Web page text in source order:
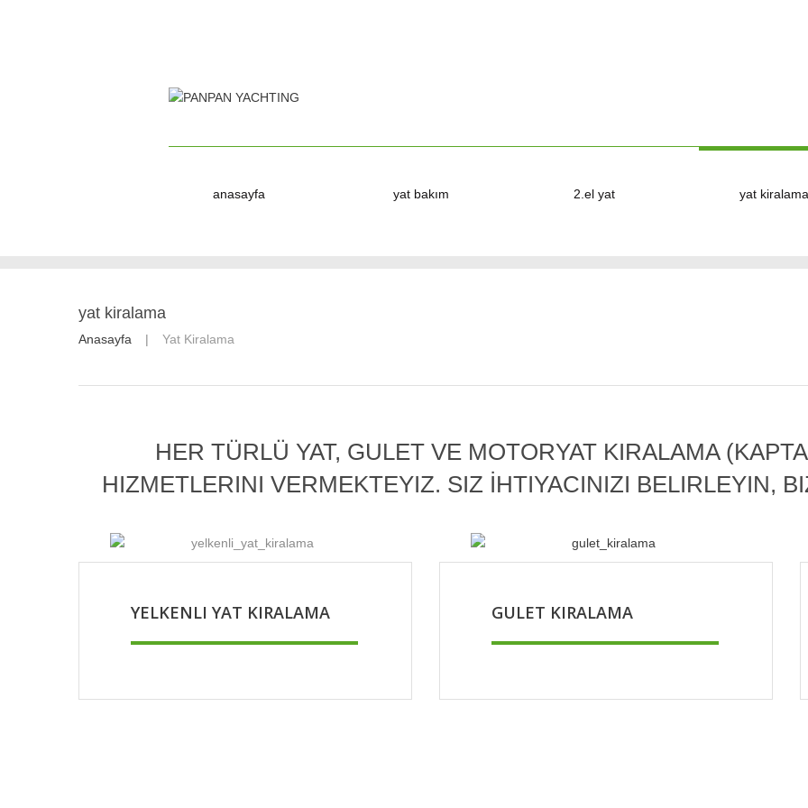
anasayfa yat bakım 2.el yat yat kiralama
yat kiralama
Anasayfa Yat Kiralama
HER TÜRLÜ YAT, GULET VE MOTORYAT KIRALAMA
HIZMETLERINI VERMEKTEYIZ. SIZ İHTIYACINIZI BELIRLEYIN,
YELKENLI YAT KIRALAMA GULET KIRALAMA